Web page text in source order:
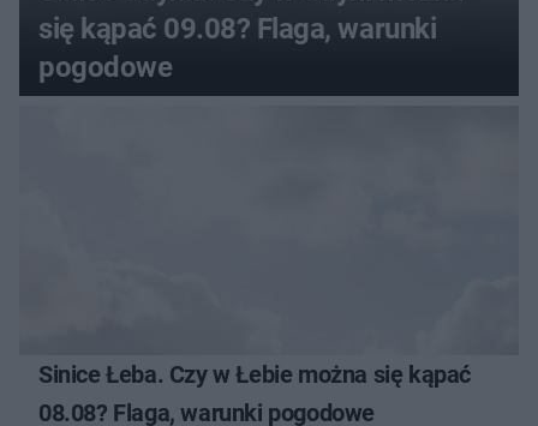
się kąpać 09.08? Flaga, warunki
pogodowe
Sinice Łeba. Czy w Łebie można się kąpać
08.08? Flaga, warunki pogodowe